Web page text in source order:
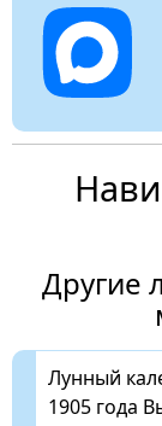
Другие
Лунный
1905 года